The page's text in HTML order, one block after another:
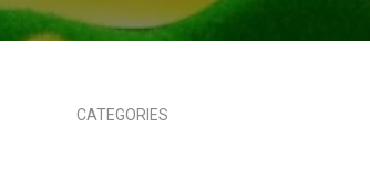
CATEGORIES